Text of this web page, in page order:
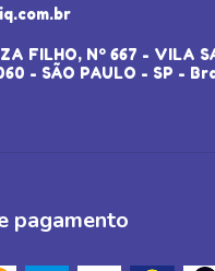
FILHO, Nº 667 - VILA
- SÃO PAULO - SP -
pagamento